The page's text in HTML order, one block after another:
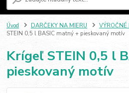
Úvod DARČEKY NA MIERU VÝROČNÉ
STEIN 0,5 l BASIC matný + pieskovaný motív
Krígeľ STEIN 0,5 l
pieskovaný motív